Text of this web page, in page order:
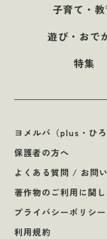
子育て・教
遊び・おで
特集
ヨメルバ（plus・ひ
保護者の方へ
よくある質問 / お問
著作物のご利用に関し
プライバシーポリシー
利用規約